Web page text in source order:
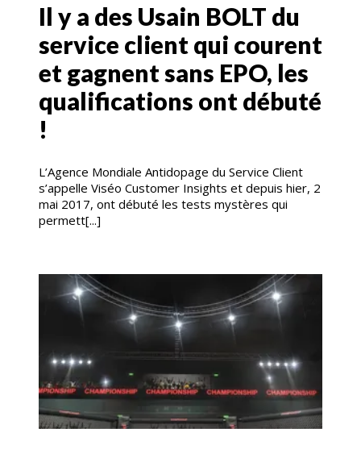
Il y a des Usain BOLT du
service client qui courent
et gagnent sans EPO, les
qualifications ont débuté
!
L’Agence Mondiale Antidopage du Service Client
s’appelle Viséo Customer Insights et depuis hier, 2
mai 2017, ont débuté les tests mystères qui
permett[...]